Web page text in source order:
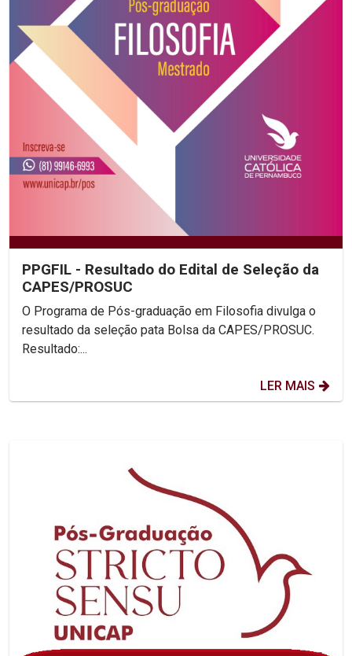
PPGFIL - Resultado do Edital de Seleção da
CAPES/PROSUC
O Programa de Pós-graduação em Filosofia divulga o
resultado da seleção pata Bolsa da CAPES/PROSUC.
Resultado:...
LER MAIS